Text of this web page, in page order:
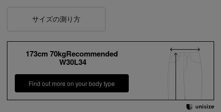
サイズの測り方
173cm 70kgRecommended
W30L34
Find out more on your body type